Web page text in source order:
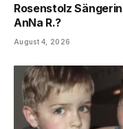
Rosenstolz
AnNa R.?
August 4, 2026